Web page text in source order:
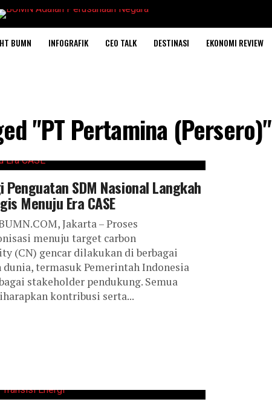
BUMN INFOGRAFIK CEO TALK DESTINASI EKONOMI REVIEW
"PT Pertamina (Persero)"
Penguatan SDM Nasional Langkah
Menuju Era CASE
Jakarta – Proses
menuju target carbon
(CN) gencar dilakukan di berbagai
dunia, termasuk Pemerintah Indonesia
stakeholder pendukung. Semua
kontribusi serta...